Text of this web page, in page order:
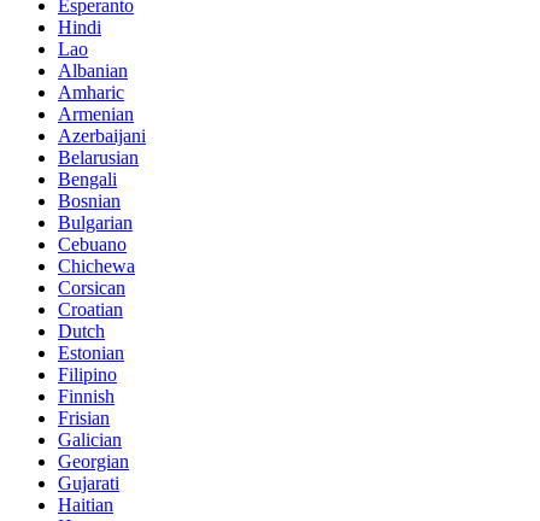
Esperanto
Hindi
Lao
Albanian
Amharic
Armenian
Azerbaijani
Belarusian
Bengali
Bosnian
Bulgarian
Cebuano
Chichewa
Corsican
Croatian
Dutch
Estonian
Filipino
Finnish
Frisian
Galician
Georgian
Gujarati
Haitian